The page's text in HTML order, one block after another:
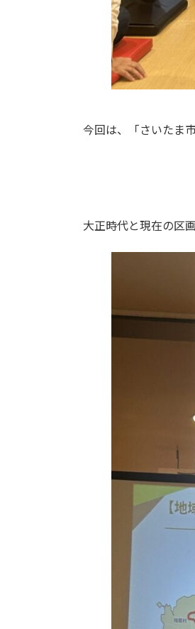
今回は、「さいたま
大正時代と現在の区